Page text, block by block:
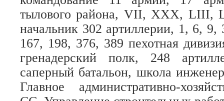
тылового района, VII, XXX, LIII,
начальник 302 артиллерии, 1, 6,
167, 198, 376, 389 пехотная
гренадерский полк, 248
саперный батальон, школа
Главное административно-